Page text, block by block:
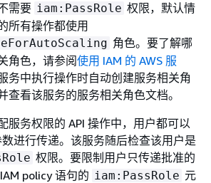
需要 iam:PassRole 权限，默认情
所有操作都使用
角色。要了解哪
角色，请参阅使用 IAM 的 AWS 服
务中执行操作时自动创建服务相关角
查看该服务的服务相关角色文档。
服务权限的 API 操作中，用户都可以
进行传递。该服务随后检查该用户是
权限。要限制用户只传递批准的
policy 语句的 iam:PassRole 元